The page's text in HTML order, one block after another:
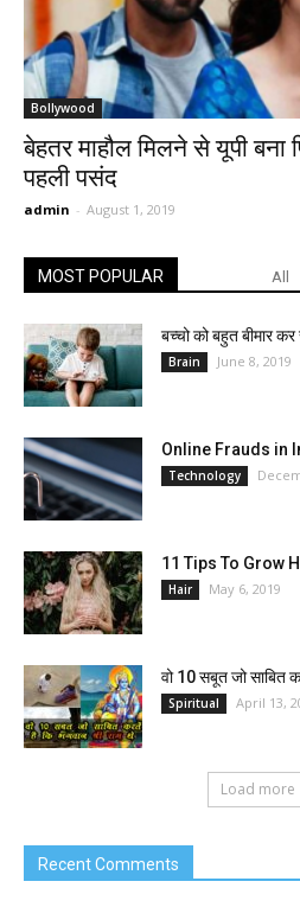
Bollywood
बेहतर माहौल मिलने से यूपी बना
पहली पसंद
admin - August 1, 2019
MOST POPULAR All
बच्चो को बहुत बीमार
Brain June 8, 2019
Online Frauds in
Technology
11 Tips To Grow
Hair May 6, 2019
वो 10 सबूत जो साबित
Spiritual April 13,
Load more
Recent Comments